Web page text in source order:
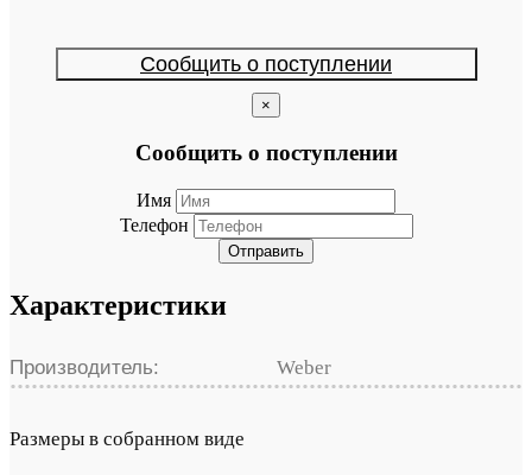
Сообщить о поступлении
×
Сообщить о поступлении
Имя
Телефон
Отправить
Характеристики
Производитель: Weber
Размеры в собранном виде